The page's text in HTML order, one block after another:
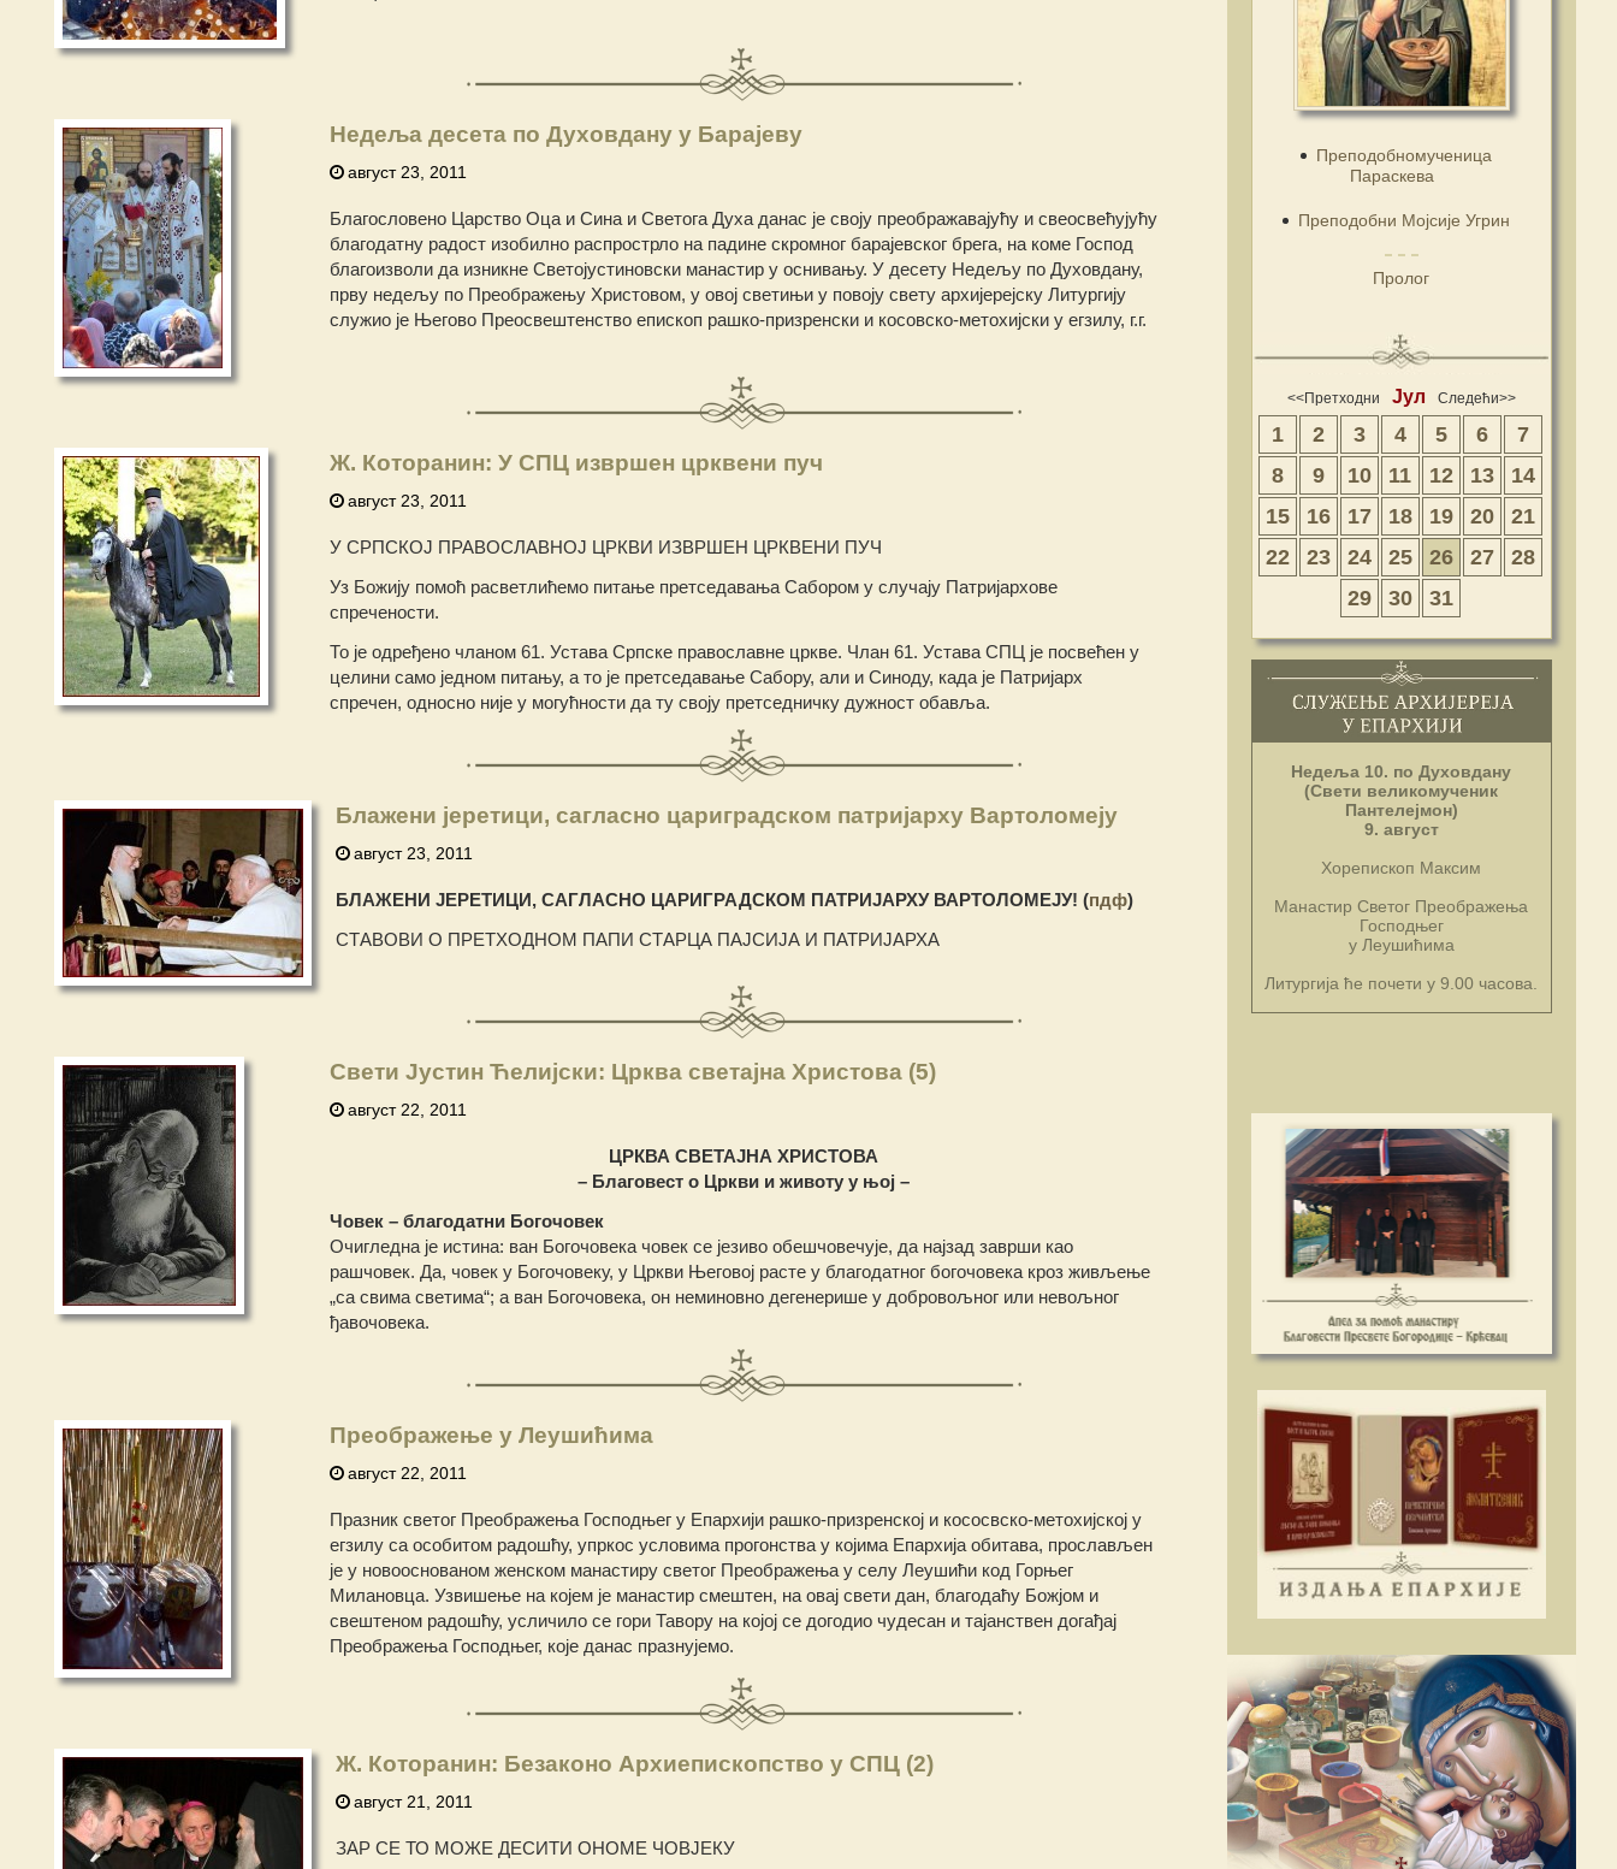
Недеља десета по Духовдану у Барајеву
август 23, 2011
Благословено Царство Оца и Сина и Светога Духа данас је своју преображавајућу и свеосвећујућу
благодатну радост изобилно распрострло на падинe скромног барајевског брега, на коме Господ
благоизволи да изникне Светојустиновски манастир у оснивању. У десету Недељу по Духовдану,
прву недељу по Преображењу Христовом, у овој светињи у повоју свету архијерејску Литургију
служио је Његово Преосвештенство епископ рашко-призренски и косовско-метохијски у егзилу, г.г.
Ж. Которанин: У СПЦ извршен црквени пуч
август 23, 2011
У СРПСКОЈ ПРАВОСЛАВНОЈ ЦРКВИ ИЗВРШЕН ЦРКВЕНИ ПУЧ
Уз Божију помоћ расветлићемо питање претседавања Сабором у случају Патријархове
спречености.
То је одређено чланом 61. Устава Српске православне цркве. Члан 61. Устава СПЦ је посвећен у
целини само једном питању, а то је претседавање Сабору, али и Синоду, када је Патријарх
спречен, односно није у могућности да ту своју претседничку дужност обавља.
Блажени јеретици, сагласно цариградском патријарху Вартоломеју
август 23, 2011
БЛАЖЕНИ ЈЕРЕТИЦИ, САГЛАСНО ЦАРИГРАДСКОМ ПАТРИЈАРХУ ВАРТОЛОМЕЈУ! (пдф)
СТАВОВИ О ПРЕТХОДНОМ ПАПИ СТАРЦА ПАЈСИЈА И ПАТРИЈАРХА
Свети Јустин Ћелијски: Црква светајна Христова (5)
август 22, 2011
ЦРКВА СВЕТАЈНА ХРИСТОВА
– Благовест о Цркви и животу у њој –
Човек – благодатни Богочовек
Очигледна је истина: ван Богочовека човек се језиво обешчовечује, да најзад заврши као
рашчовек. Да, човек у Богочовеку, у Цркви Његовој расте у благодатног богочовека кроз живљење
„са свима светима“; а ван Богочовека, он неминовно дегенерише у добровољног или невољног
ђавочовека.
Преображење у Леушићима
август 22, 2011
Празник светог Преображења Господњег у Епархији рашко-призренској и кососвско-метохијској у
егзилу са особитом радoшћу, упркос условима прогонства у којима Епархија обитава, прослављен
је у новооснованом женском манастиру светог Преображења у селу Леушићи код Горњег
Милановца. Узвишење на којем је манастир смештен, на овај свети дан, благодаћу Божјом и
свештеном радошћу, усличило се гори Тавору на којој се догодио чудесан и тајанствен догађај
Преображења Господњег, које данас празнујемо.
Ж. Которанин: Безаконо Архиепископство у СПЦ (2)
август 21, 2011
ЗАР СЕ ТО МОЖЕ ДЕСИТИ ОНОМЕ ЧОВЈЕКУ
Преподобномученица
Параскева
Преподобни Мојсије Угрин
Пролог
<<Претходни Јул Следећи>>
1 2 3 4 5 6
7
8
9 10 11 12 13
14
15
16 17 18 19 20
21
22
23 24 25 26 27
28
29
30 31
Недеља 10. по Духовдану
(Свети великомученик
Пантелејмон)
9. август
Хорепископ Максим
Манастир Светог Преображења
Господњег
у Леушићима
Литургија ће почети у 9.00 часова.